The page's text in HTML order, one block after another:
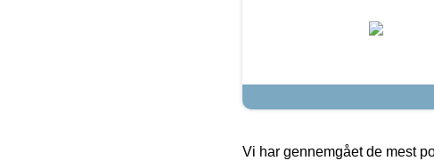
Vi har gennemgået de mest